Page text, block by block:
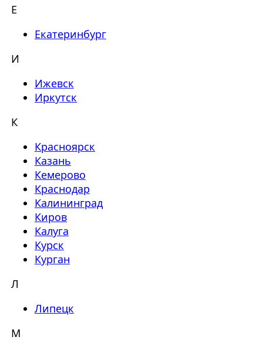
Е
Екатеринбург
И
Ижевск
Иркутск
К
Красноярск
Казань
Кемерово
Краснодар
Калининград
Киров
Калуга
Курск
Курган
Л
Липецк
М